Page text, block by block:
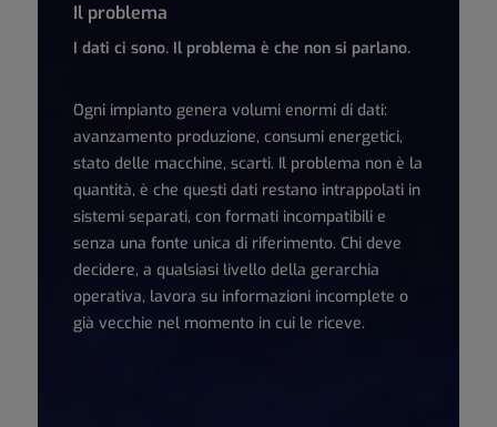
Il problema
I dati ci sono. Il problema è che non si parlano.
Ogni impianto genera volumi enormi di dati:
avanzamento produzione, consumi energetici,
stato delle macchine, scarti. Il problema non è la
quantità, è che questi dati restano intrappolati in
sistemi separati, con formati incompatibili e
senza una fonte unica di riferimento. Chi deve
decidere, a qualsiasi livello della gerarchia
operativa, lavora su informazioni incomplete o
già vecchie nel momento in cui le riceve.